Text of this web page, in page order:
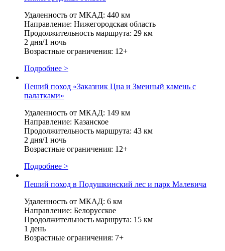
Удаленность от МКАД: 440 км
Направление: Нижегородская область
Продолжительность маршрута: 29 км
2 дня/1 ночь
Возрастные ограничения: 12+
Подробнее >
Пеший поход «Заказник Цна и Змеиный камень с
палатками»
Удаленность от МКАД: 149 км
Направление: Казанское
Продолжительность маршрута: 43 км
2 дня/1 ночь
Возрастные ограничения: 12+
Подробнее >
Пеший поход в Подушкинский лес и парк Малевича
Удаленность от МКАД: 6 км
Направление: Белорусское
Продолжительность маршрута: 15 км
1 день
Возрастные ограничения: 7+